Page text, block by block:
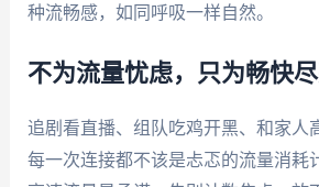
种流畅感，如同呼吸一样自然。
不为流量忧虑，只为畅快
追剧看直播、组队吃鸡开黑、和家
每一次连接都不该是忐忑的流量消耗